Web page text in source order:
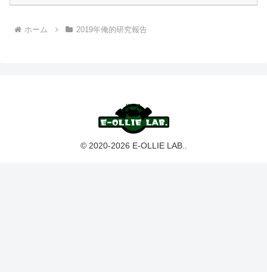
ホーム 2019年俺的研究報告
© 2020-2026 E-OLLIE LAB..